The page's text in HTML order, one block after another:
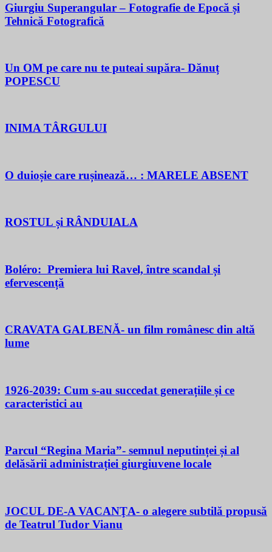
Giurgiu Superangular – Fotografie de Epocă și
Tehnică Fotografică
Un OM pe care nu te puteai supăra- Dănuț
POPESCU
INIMA TÂRGULUI
O duioșie care rușinează… : MARELE ABSENT
ROSTUL și RÂNDUIALA
Boléro: Premiera lui Ravel, între scandal și
efervescență
CRAVATA GALBENĂ- un film românesc din altă
lume
1926-2039: Cum s-au succedat generațiile și ce
caracteristici au
Parcul “Regina Maria”- semnul neputinței și al
delăsării administrației giurgiuvene locale
JOCUL DE-A VACANŢA- o alegere subtilă propusă
de Teatrul Tudor Vianu